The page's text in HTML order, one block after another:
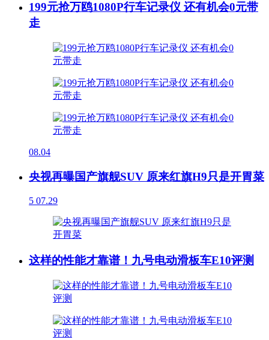
199元抢万鸥1080P行车记录仪 还有机会0元带
走
08.04
央视再曝国产旗舰SUV 原来红旗H9只是开胃菜
5 07.29
这样的性能才靠谱！九号电动滑板车E10评测